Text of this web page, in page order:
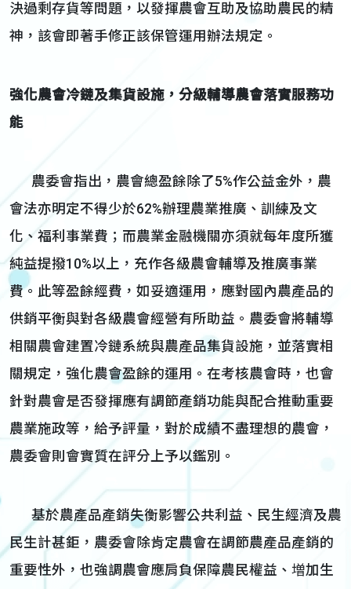
決過剩存貨等問題，以發揮農會互助及協助農民的精
神，該會即著手修正該保管運用辦法規定。
強化農會冷鏈及集貨設施，分級輔導農會落實服務功
能
農委會指出，農會總盈餘除了5%作公益金外，農
會法亦明定不得少於62%辦理農業推廣、訓練及文
化、福利事業費；而農業金融機關亦須就每年度所獲
純益提撥10%以上，充作各級農會輔導及推廣事業
費。此等盈餘經費，如妥適運用，應對國內農產品的
供銷平衡與對各級農會經營有所助益。農委會將輔導
相關農會建置冷鏈系統與農產品集貨設施，並落實相
關規定，強化農會盈餘的運用。在考核農會時，也會
針對農會是否發揮應有調節產銷功能與配合推動重要
農業施政等，給予評量，對於成績不盡理想的農會，
農委會則會實質在評分上予以鑑別。
基於農產品產銷失衡影響公共利益、民生經濟及農
民生計甚鉅，農委會除肯定農會在調節農產品產銷的
重要性外，也強調農會應肩負保障農民權益、増加生